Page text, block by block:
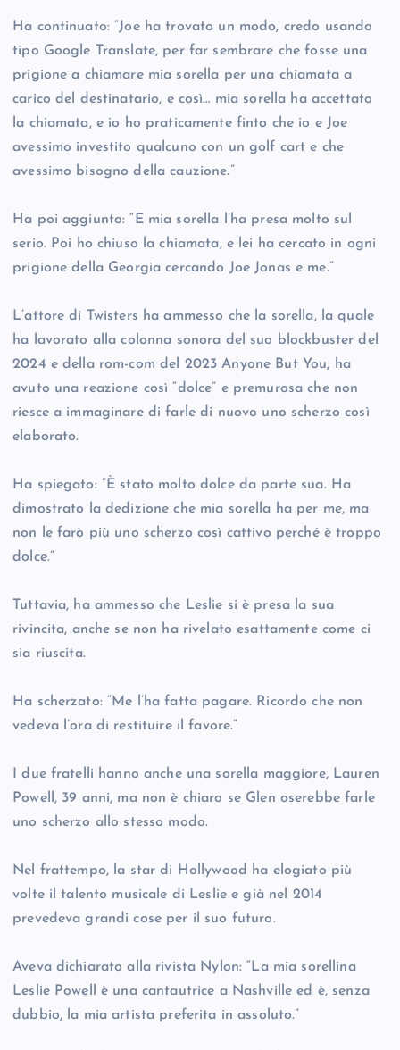
Ha continuato: “Joe ha trovato un modo, credo usando
tipo Google Translate, per far sembrare che fosse una
prigione a chiamare mia sorella per una chiamata a
carico del destinatario, e così… mia sorella ha accettato
la chiamata, e io ho praticamente finto che io e Joe
avessimo investito qualcuno con un golf cart e che
avessimo bisogno della cauzione.”
Ha poi aggiunto: “E mia sorella l’ha presa molto sul
serio. Poi ho chiuso la chiamata, e lei ha cercato in ogni
prigione della Georgia cercando Joe Jonas e me.”
L’attore di Twisters ha ammesso che la sorella, la quale
ha lavorato alla colonna sonora del suo blockbuster del
2024 e della rom-com del 2023 Anyone But You, ha
avuto una reazione così “dolce” e premurosa che non
riesce a immaginare di farle di nuovo uno scherzo così
elaborato.
Ha spiegato: “È stato molto dolce da parte sua. Ha
dimostrato la dedizione che mia sorella ha per me, ma
non le farò più uno scherzo così cattivo perché è troppo
dolce.”
Tuttavia, ha ammesso che Leslie si è presa la sua
rivincita, anche se non ha rivelato esattamente come ci
sia riuscita.
Ha scherzato: “Me l’ha fatta pagare. Ricordo che non
vedeva l’ora di restituire il favore.”
I due fratelli hanno anche una sorella maggiore, Lauren
Powell, 39 anni, ma non è chiaro se Glen oserebbe farle
uno scherzo allo stesso modo.
Nel frattempo, la star di Hollywood ha elogiato più
volte il talento musicale di Leslie e già nel 2014
prevedeva grandi cose per il suo futuro.
Aveva dichiarato alla rivista Nylon: “La mia sorellina
Leslie Powell è una cantautrice a Nashville ed è, senza
dubbio, la mia artista preferita in assoluto.”